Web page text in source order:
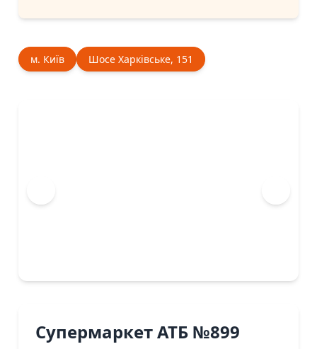
м. Київ Шосе Харківське, 151
Супермаркет АТБ №899